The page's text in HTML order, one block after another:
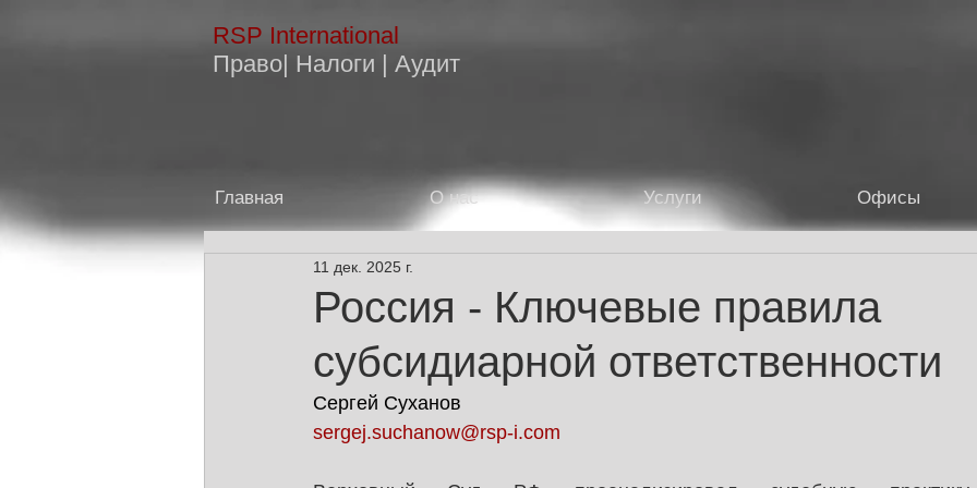
RSP International
Право| Налоги | Аудит
Главная О нас Услуги Офисы
Россия - Ключевые правила
субсидиарной ответственности
11 дек. 2025 г.
Сергей Суханов
sergej.suchanow@rsp-i.com